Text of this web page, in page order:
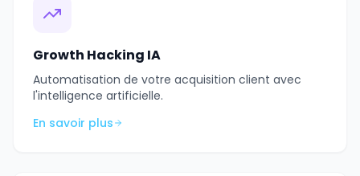
Growth Hacking IA
Automatisation de votre acquisition client avec
l'intelligence artificielle.
En savoir plus